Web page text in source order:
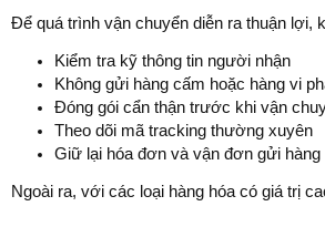
Để quá trình vận chuyển diễn ra thuận lợi,
Kiểm tra kỹ thông tin người nhận
Không gửi hàng cấm hoặc hàng vi
Đóng gói cẩn thận trước khi vận
Theo dõi mã tracking thường xuyên
Giữ lại hóa đơn và vận đơn gửi hàng
Ngoài ra, với các loại hàng hóa có giá trị